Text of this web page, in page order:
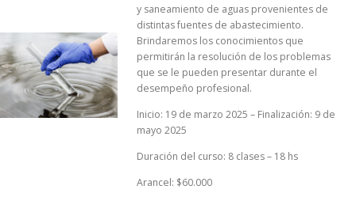
y saneamiento de aguas provenientes de
distintas fuentes de abastecimiento.
Brindaremos los conocimientos que
permitirán la resolución de los problemas
que se le pueden presentar durante el
desempeño profesional.
Inicio: 19 de marzo 2025 – Finalización: 9 de
mayo 2025
Duración del curso: 8 clases – 18 hs
Arancel: $60.000